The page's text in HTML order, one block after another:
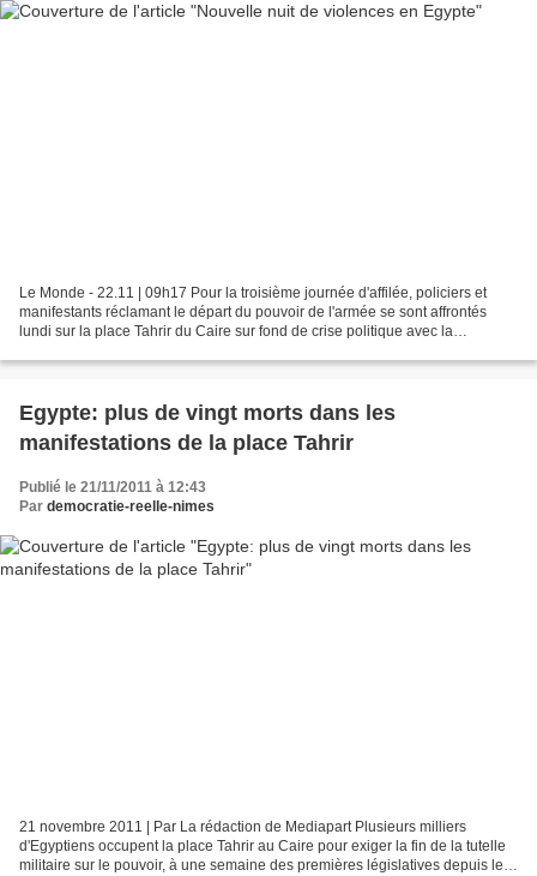
Le Monde - 22.11 | 09h17 Pour la troisième journée d'affilée, policiers et
manifestants réclamant le départ du pouvoir de l'armée se sont affrontés
lundi sur la place Tahrir du Caire sur fond de crise politique avec la
Egypte: plus de vingt morts dans les
manifestations de la place Tahrir
Publié le 21/11/2011 à 12:43
Par democratie-reelle-nimes
21 novembre 2011 | Par La rédaction de Mediapart Plusieurs milliers
d'Egyptiens occupent la place Tahrir au Caire pour exiger la fin de la tutelle
militaire sur le pouvoir, à une semaine des premières législatives depuis le